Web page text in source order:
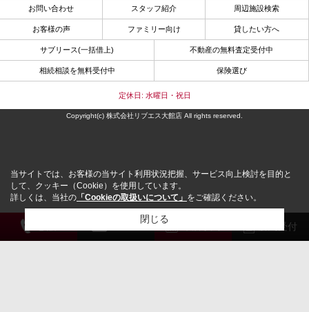
解約受付
お問い合わせ スタッフ紹介 周辺施設検索
お客様の声 ファミリー向け 貸したい方へ
サブリース(一括借上) 不動産の無料査定受付中
相続相談を無料受付中 保険選び
定休日: 水曜日・祝日
Copyright(c) 株式会社リブエス大館店 All rights reserved.
当サイトでは、お客様の当サイト利用状況把握、サービス向上検討を目的と
して、クッキー（Cookie）を使用しています。
詳しくは、当社の 「Cookieの取扱いについて」 をご確認ください。
閉じる